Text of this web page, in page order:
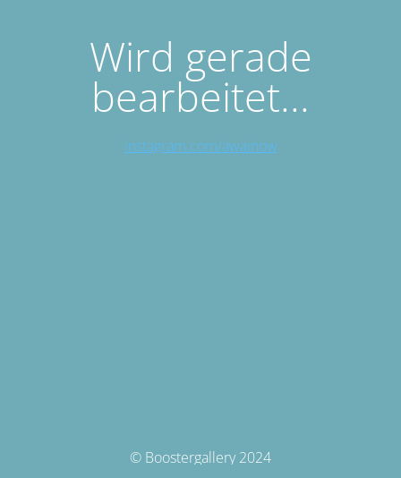
Wird gerade
bearbeitet...
instagram.com/awainow
© Boostergallery 2024